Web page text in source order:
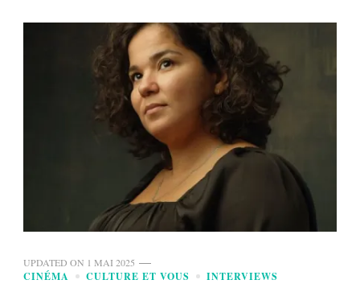
UPDATED ON 1 MAI 2025
CINÉMA CULTURE ET VOUS INTERVIEWS